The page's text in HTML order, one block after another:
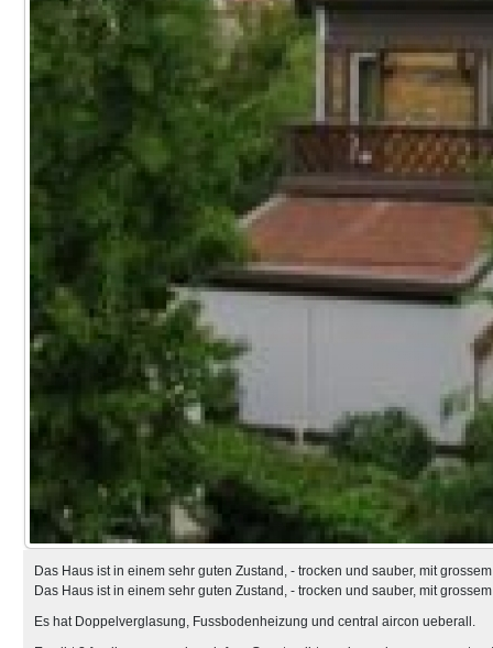
Das Haus ist in einem sehr guten Zustand, - trocken und sauber, mit
Das Haus ist in einem sehr guten Zustand, - trocken und sauber, mit
Es hat Doppelverglasung, Fussbodenheizung und central aircon ueberall.